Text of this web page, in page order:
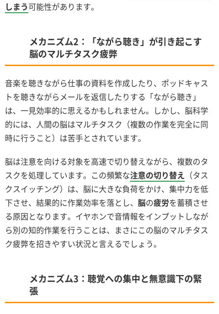
しまう可能性があります。
メカニズム2：「ながら聴き」が引き起こす
脳のマルチタスク疲弊
音楽を聴きながら仕事の資料を作成したり、ポッドキャス
トを聴きながらメールを返信したりする「ながら聴き」
は、一見効率的に思えるかもしれません。しかし、脳科学
的には、人間の脳はマルチタスク（複数の作業を完全に同
時に行うこと）は苦手とされています。
脳は注意を向ける対象を高速で切り替えながら、複数のタ
スクを処理しています。この頻繁な注意の切り替え （タス
クスイッチング）は、脳に大きな負荷をかけ、集中力を低
下させ、結果的に作業効率を落とし、 脳の疲労を蓄積させ
る原因となります。イヤホンで音情報をインプットしなが
ら別の知的作業を行うことは、まさにこの脳のマルチタス
ク疲弊を招きやすい状況と言えるでしょう。
メカニズム3：聴覚への集中と無意識下の緊
張